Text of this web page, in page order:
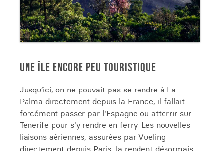
UNE ÎLE ENCORE PEU TOURISTIQUE
Jusqu’ici, on ne pouvait pas se rendre à La
Palma directement depuis la France, il fallait
forcément passer par l'Espagne ou atterrir sur
Tenerife pour s'y rendre en ferry. Les nouvelles
liaisons aériennes, assurées par Vueling
directement depuis Paris, la rendent désormais